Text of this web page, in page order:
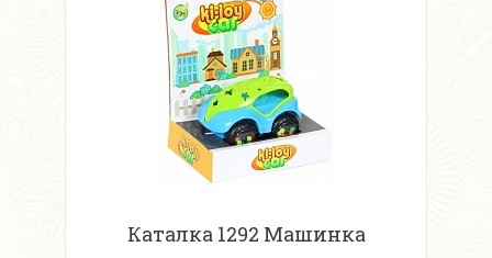
Каталка 1292 Машинка